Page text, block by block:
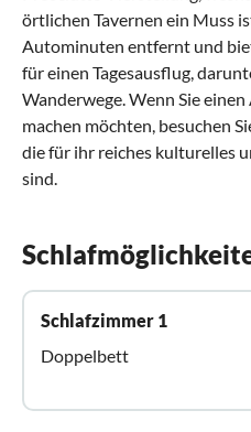
örtlichen Tavernen ein Muss
Autominuten entfernt und
für einen Tagesausflug,
Wanderwege. Wenn Sie
machen möchten, besuchen
die für ihr reiches kulturelles
sind.
Schlafzimmer 1
Doppelbett